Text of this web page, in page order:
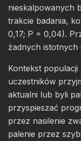
nieskalpowanych
trakcie badania,
0,17; P = 0,04).
żadnych istotnych
Kontekst populacji
uczestników
aktualni lub byli
przyspieszać
przez nasilenie
palenie przez